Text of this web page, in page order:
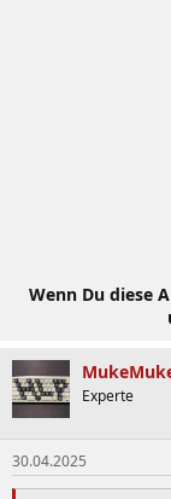
Wenn Du diese
Experte
30.04.2025